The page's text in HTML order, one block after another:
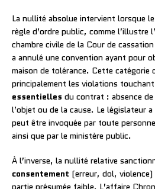
La nullité absolue intervient lorsque
règle d’ordre public, comme l’illustre
chambre civile de la Cour de
a annulé une convention ayant pour
maison de tolérance. Cette catégorie
principalement les violations
essentielles du contrat : absence
l’objet ou de la cause. Le législateur
peut être invoquée par toute
ainsi que par le ministère public.
À l’inverse, la nullité relative
consentement (erreur, dol,
partie présumée faible. L’affaire